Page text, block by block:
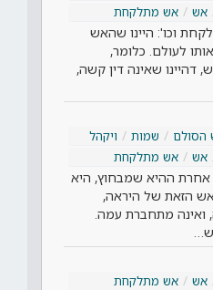
אש אש מתלקחת
וכו': היינו שהאש
לעולם. כלומר,
דהיינו שאינה דין קשה,
הסולם שמות
ויקהל
אש אש מתלקחת
ההיא שמבחוץ, היא
הזאת של היראה,
ואינה מתחברת עמה.
אש
אש מתלקחת